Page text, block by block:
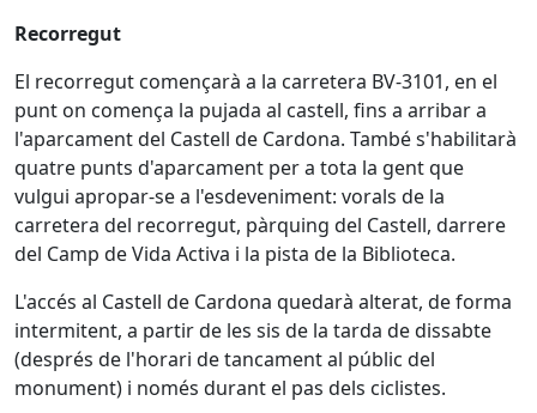
Recorregut
El recorregut començarà a la carretera BV-3101, en el
punt on comença la pujada al castell, fins a arribar a
l'aparcament del Castell de Cardona. També s'habilitarà
quatre punts d'aparcament per a tota la gent que
vulgui apropar-se a l'esdeveniment: vorals de la
carretera del recorregut, pàrquing del Castell, darrere
del Camp de Vida Activa i la pista de la Biblioteca.
L'accés al Castell de Cardona quedarà alterat, de forma
intermitent, a partir de les sis de la tarda de dissabte
(després de l'horari de tancament al públic del
monument) i només durant el pas dels ciclistes.